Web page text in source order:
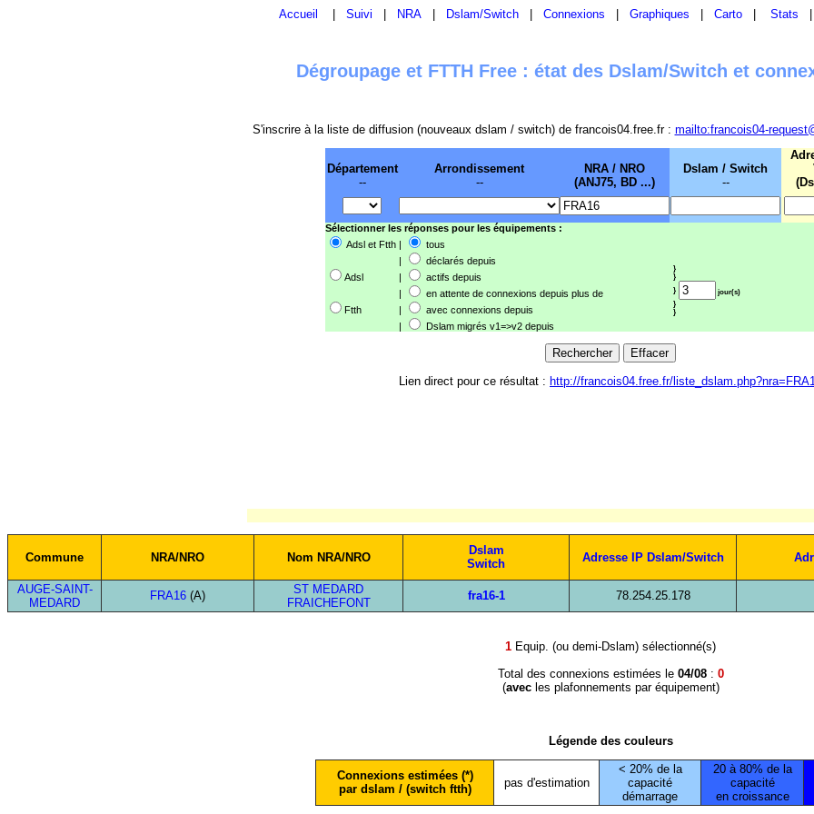
Accueil Suivi NRA Dslam/Switch Connexions Graphiques Carto Stats
Dégroupage et FTTH Free : état des Dslam/Switch et
S'inscrire à la liste de diffusion (nouveaux dslam / switch) de francois04.free.fr : mailto:francois04-
Département
--
Arrondissement
--
NRA / NRO
(ANJ75, BD ...)
Dslam / Switch
--
Sélectionner les réponses pour les équipements :
Adsl et Ftth |
tous
|
déclarés depuis
}
}
}
jour(s)
}
}
Adsl |
actifs depuis
|
en attente de connexions depuis plus de
Ftth
|
avec connexions depuis
|
Dslam migrés v1=>v2 depuis
Lien direct pour ce résultat : http://francois04.free.fr/
Commune NRA/NRO Nom NRA/NRO
Dslam
Switch
Adresse IP Dslam/Switch
AUGE-SAINT-
MEDARD
FRA16 (A)
ST MEDARD
FRAICHEFONT
fra16-1 78.254.25.178
1 Equip. (ou demi-Dslam) sélectionné(s)
Total des connexions estimées le 04/08: 0
(avecles plafonnements par équipement)
Légende des couleurs
Connexions estimées (*)
par dslam / (switch ftth)
pas d'estimation
< 20% de la
capacité
démarrage
20 à 80% de la
capacité
en croissance